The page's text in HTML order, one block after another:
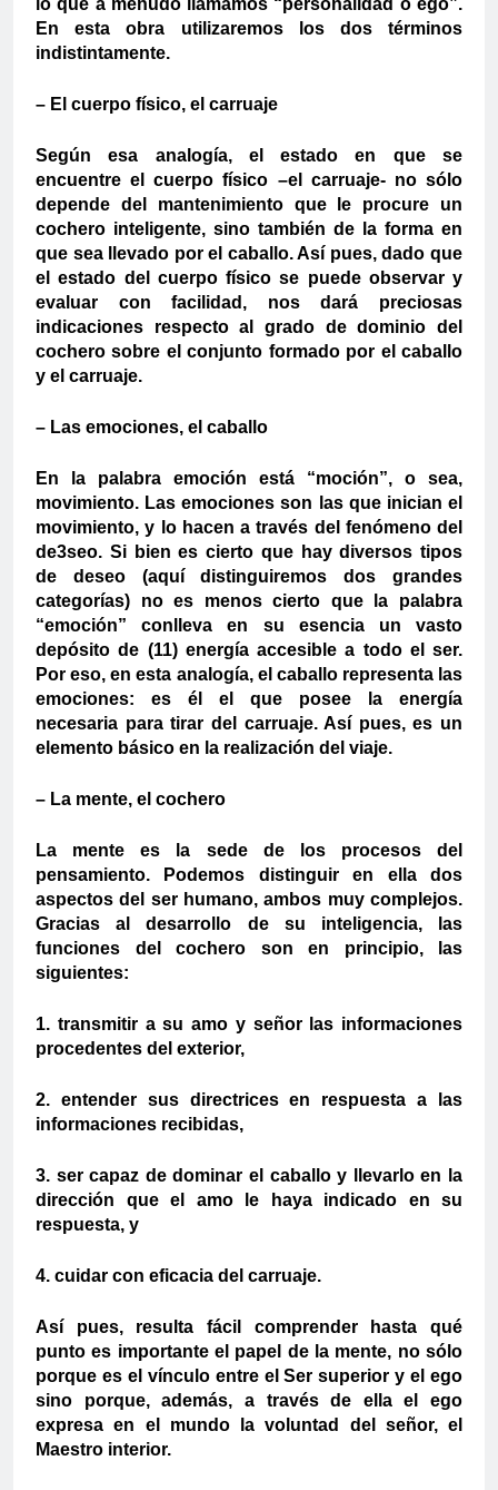
lo que a menudo llamamos “personalidad o ego”.
En esta obra utilizaremos los dos términos
indistintamente.
– El cuerpo físico, el carruaje
Según esa analogía, el estado en que se
encuentre el cuerpo físico –el carruaje- no sólo
depende del mantenimiento que le procure un
cochero inteligente, sino también de la forma en
que sea llevado por el caballo. Así pues, dado que
el estado del cuerpo físico se puede observar y
evaluar con facilidad, nos dará preciosas
indicaciones respecto al grado de dominio del
cochero sobre el conjunto formado por el caballo
y el carruaje.
– Las emociones, el caballo
En la palabra emoción está “moción”, o sea,
movimiento. Las emociones son las que inician el
movimiento, y lo hacen a través del fenómeno del
de3seo. Si bien es cierto que hay diversos tipos
de deseo (aquí distinguiremos dos grandes
categorías) no es menos cierto que la palabra
“emoción” conlleva en su esencia un vasto
depósito de (11) energía accesible a todo el ser.
Por eso, en esta analogía, el caballo representa las
emociones: es él el que posee la energía
necesaria para tirar del carruaje. Así pues, es un
elemento básico en la realización del viaje.
– La mente, el cochero
La mente es la sede de los procesos del
pensamiento. Podemos distinguir en ella dos
aspectos del ser humano, ambos muy complejos.
Gracias al desarrollo de su inteligencia, las
funciones del cochero son en principio, las
siguientes:
1. transmitir a su amo y señor las informaciones
procedentes del exterior,
2. entender sus directrices en respuesta a las
informaciones recibidas,
3. ser capaz de dominar el caballo y llevarlo en la
dirección que el amo le haya indicado en su
respuesta, y
4. cuidar con eficacia del carruaje.
Así pues, resulta fácil comprender hasta qué
punto es importante el papel de la mente, no sólo
porque es el vínculo entre el Ser superior y el ego
sino porque, además, a través de ella el ego
expresa en el mundo la voluntad del señor, el
Maestro interior.